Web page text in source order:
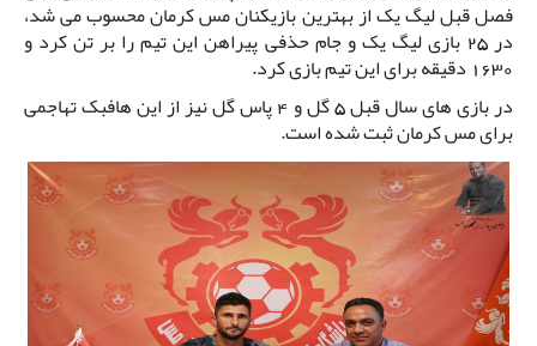
فصل قبل لیگ یک از بهترین بازیکنان مس کرمان محسوب می شد،
در 25 بازی لیگ یک و جام حذفی پیراهن این تیم را بر تن کرد و
1630 دقیقه برای این تیم بازی کرد.
در بازی های سال قبل 5 گل و 4 پاس گل نیز از این هافبک تهاجمی
برای مس کرمان ثبت شده است.